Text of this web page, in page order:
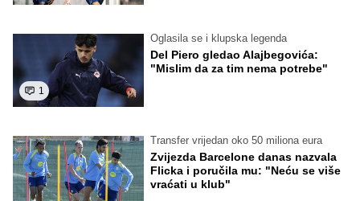
1
Oglasila se i klupska legenda
Del Piero gledao Alajbegovića:
"Mislim da za tim nema potrebe"
Transfer vrijedan oko 50 miliona eura
Zvijezda Barcelone danas nazvala
Flicka i poručila mu: "Neću se više
vraćati u klub"